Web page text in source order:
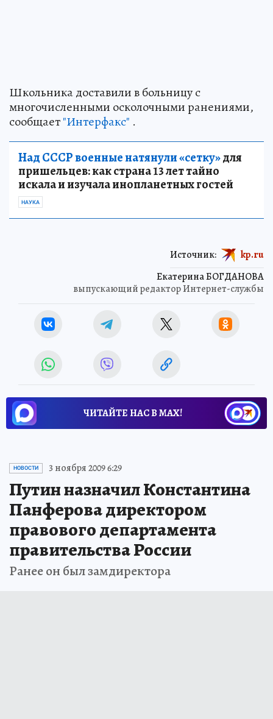
Школьника доставили в больницу с
многочисленными осколочными ранениями,
сообщает"Интерфакс" .
Над СССР военные натянули «сетку»для
пришельцев: как страна 13 лет тайно
искала и изучала инопланетных гостей
НАУКА
Екатерина БОГДАНОВА
выпускающий редактор Интернет-службы
Источник: kp.ru
ЧИТАЙТЕ НАС В МАХ!
НОВОСТИ 3 ноября 2009 6:29
Путин назначил Константина
Панферова директором
правового департамента
правительства России
Ранее он был замдиректора